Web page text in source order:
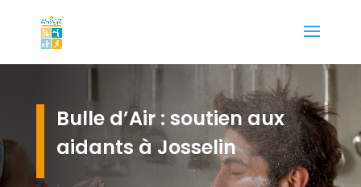
Bulle d’Air : soutien aux
aidants à Josselin